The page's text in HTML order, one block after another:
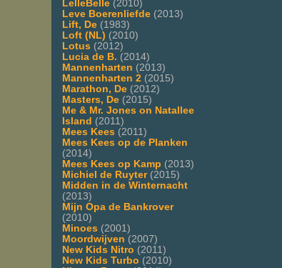
LelleBelle (2010)
Leve Boerenliefde (2013)
Lift, De (1983)
Loft (NL) (2010)
Lotus (2012)
Lucia de B. (2014)
Mannenharten (2013)
Mannenharten 2 (2015)
Marathon, De (2012)
Masters, De (2015)
Me & Mr. Jones on Natallee
Island (2011)
Mees Kees (2011)
Mees Kees op de Planken
(2014)
Mees Kees op Kamp (2013)
Michiel de Ruyter(2015)
Midden in de Winternacht
(2013)
Mijn Opa de Bankrover
(2010)
Minoes (2001)
Moordwijven (2007)
New Kids Nitro (2011)
New Kids Turbo (2010)